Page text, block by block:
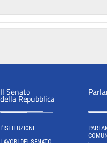
Il Senato
della Repubblica
L'ISTITUZIONE
LAVORI DEL SENATO